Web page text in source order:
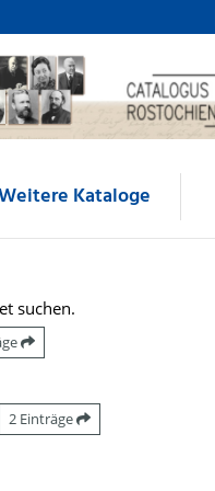
Kataloge
suchen.
2 Einträge